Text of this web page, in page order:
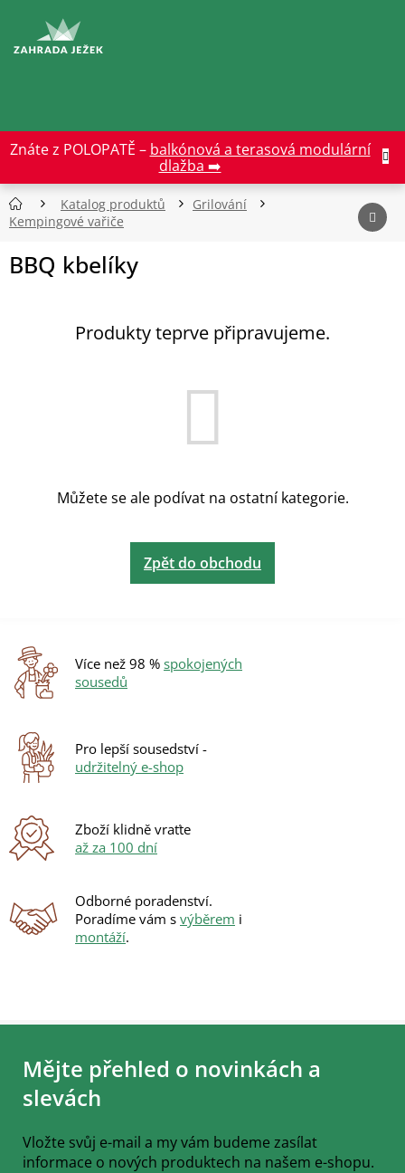
obsah
Znáte z POLOPATĚ – balkónová a terasová modulární
dlažba ➡️
Katalog produktů
Grilování
Kempingové vařiče
BBQ kbelíky
Produkty teprve připravujeme.
Můžete se ale podívat na ostatní kategorie.
Zpět do obchodu
Více než 98 % spokojených
sousedů
Pro lepší sousedství -
udržitelný e-shop
Zboží klidně vraťte
až za 100 dní
Odborné poradenství.
Poradíme vám s výběrem i
montáží.
Z
Mějte přehled o novinkách a
slevách
Vložte svůj e-mail a my vám budeme zasílat
informace o nových produktech na našem e-shopu.